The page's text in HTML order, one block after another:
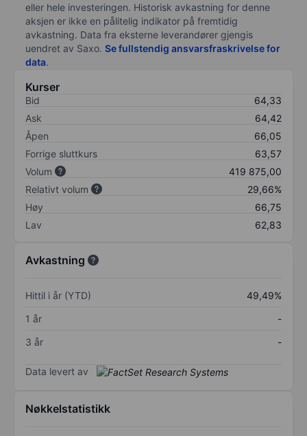
eller hele investeringen. Historisk avkastning for denne
aksjen er ikke en pålitelig indikator på fremtidig
avkastning. Data fra eksterne leverandører gjengis
uendret av Saxo. Se fullstendig ansvarsfraskrivelse for
data.
Kurser
Bid
64,33
Ask
64,42
Åpen
66,05
Forrige sluttkurs
63,57
Volum
419 875,00
Relativt volum
29,66%
Høy
66,75
Lav
62,83
Avkastning
Hittil i år (YTD)
49,49%
1 år
-
3 år
-
Data levert av
Nøkkelstatistikk